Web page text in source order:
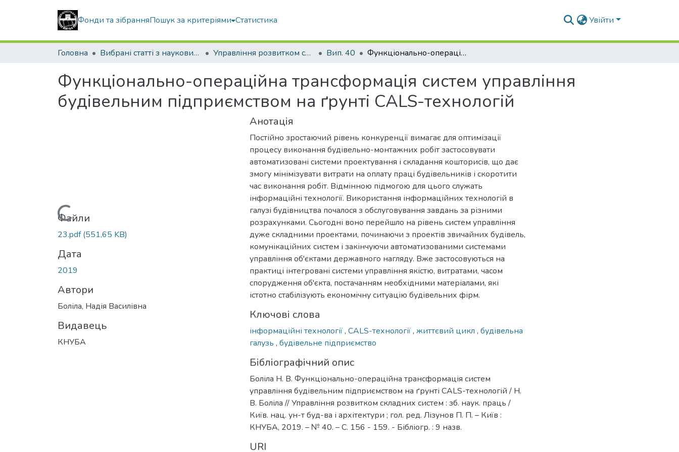
Фонди та зібранняПошук за критеріями Статистика Увійти
Головна Вибрані статті з наукових збірників КНУБА Управління розвитком складних систем Вип. 40 Функціонально-операційна трансформація систем управління будівельним підприємством на ґрунті CALS-технологій
Функціонально-операційна трансформація систем управління
будівельним підприємством на ґрунті CALS-технологій
Вантажиться...
Файли
23.pdf(551,65 KB)
Дата
2019
Автори
Боліла, Надія Василівна
Видавець
КНУБА
Анотація
Постійно зростаючий рівень конкуренції вимагає для оптимізації
процесу виконання будівельно-монтажних робіт застосовувати
автоматизовані системи проектування і складання кошторисів, що дає
змогу мінімізувати витрати на оплату праці будівельників і скоротити
час виконання робіт. Відмінною підмогою для цього служать
інформаційні технології. Використання інформаційних технологій в
галузі будівництва почалося з обслуговування завдань за різними
розрахунками. Сьогодні воно перейшло на рівень систем управління
дуже складними проектами, починаючи з проектів звичайних будівель,
комунікаційних систем і закінчуючи автоматизованими системами
управління об'єктами державного нагляду. Вже застосовуються на
практиці інтегровані системи управління якістю, витратами, часом
спорудження об'єкта, постачанням необхідними матеріалами, які
істотно стабілізують економічну ситуацію будівельних фірм.
Ключові слова
інформаційні технології, CALS-технології, життєвий цикл , будівельна
галузь , будівельне підприємство
Бібліографічний опис
Боліла Н. В. Функціонально-операційна трансформація систем
управління будівельним підприємством на ґрунті CALS-технологій / Н.
В. Боліла // Управління розвитком складних систем : зб. наук. праць /
Київ. нац. ун-т буд-ва і архітектури ; гол. ред. Лізунов П. П. – Київ :
КНУБА, 2019. – № 40. – С. 156 - 159. - Бібліогр. : 9 назв.
URI